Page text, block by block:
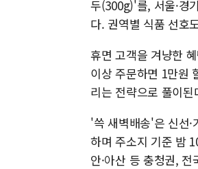
두(300g)'를, 서울·경
다. 권역별 식품 선호
휴면 고객을 겨냥한
이상 주문하면 1만원
리는 전략으로 풀이된
'쓱 새벽배송'은 신선
하며 주소지 기준 밤
안·아산 등 충청권, 전